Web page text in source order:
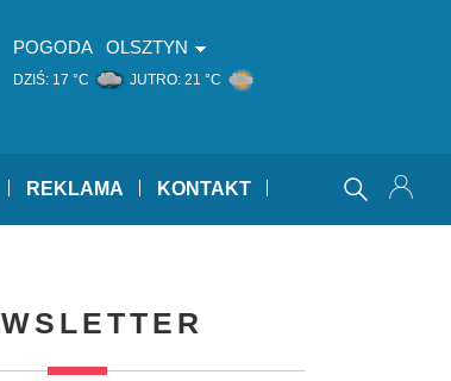
POGODA OLSZTYN
DZIŚ: 17 °C JUTRO: 21 °C
REKLAMA KONTAKT